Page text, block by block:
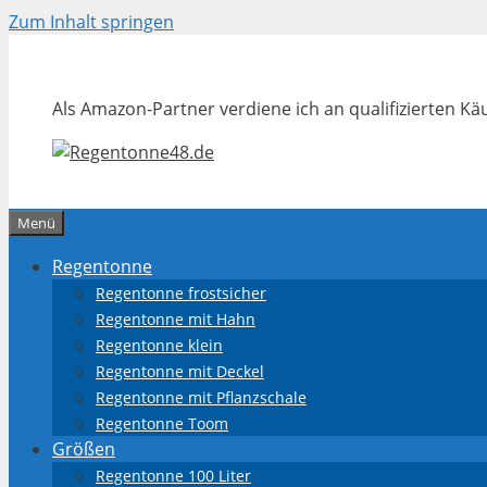
Zum Inhalt springen
Als Amazon-Partner verdiene ich an qualifizierten
Menü
Regentonne
Regentonne frostsicher
Regentonne mit Hahn
Regentonne klein
Regentonne mit Deckel
Regentonne mit Pflanzschale
Regentonne Toom
Größen
Regentonne 100 Liter